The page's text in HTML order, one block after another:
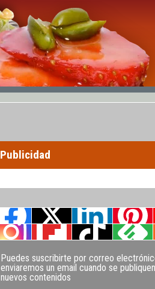
Publicidad
Puedes suscribirte por correo
enviaremos un email cuando se publiquen
nuevos contenidos